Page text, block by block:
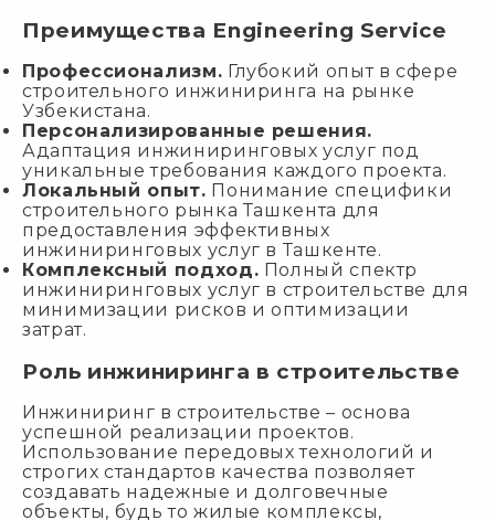
Преимущества Engineering Service
Профессионализм. Глубокий опыт в сфере
строительного инжиниринга на рынке
Узбекистана.
Персонализированные решения.
Адаптация инжиниринговых услуг под
уникальные требования каждого проекта.
Локальный опыт. Понимание специфики
строительного рынка Ташкента для
предоставления эффективных
инжиниринговых услуг в Ташкенте.
Комплексный подход. Полный спектр
инжиниринговых услуг в строительстве для
минимизации рисков и оптимизации
затрат.
Роль инжиниринга в строительстве
Инжиниринг в строительстве – основа
успешной реализации проектов.
Использование передовых технологий и
строгих стандартов качества позволяет
создавать надежные и долговечные
объекты, будь то жилые комплексы,